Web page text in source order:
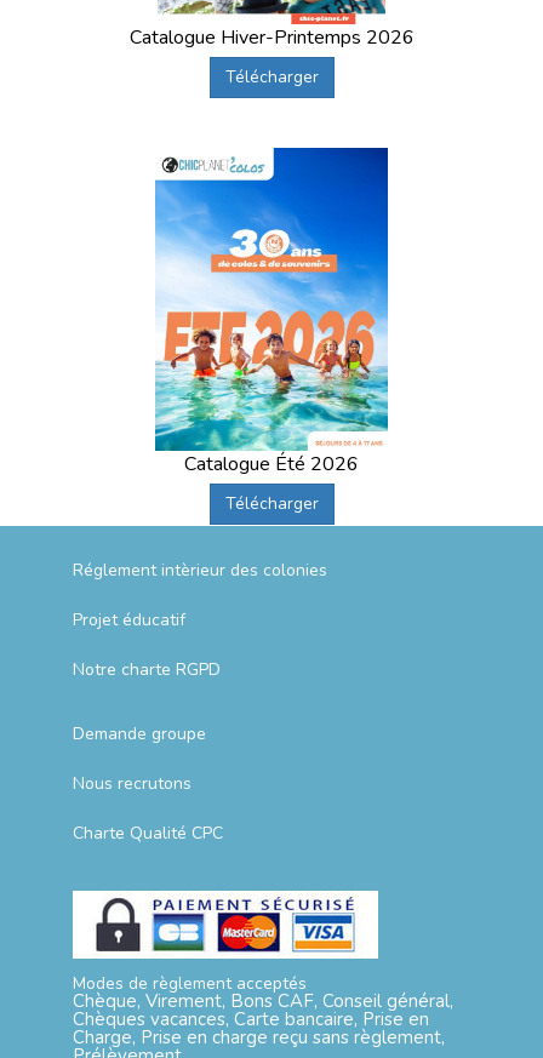
Catalogue Hiver-Printemps 2026
Télécharger
Catalogue Été 2026
Télécharger
Réglement intèrieur des colonies
Projet éducatif
Notre charte RGPD
Demande groupe
Nous recrutons
Charte Qualité CPC
Modes de règlement acceptés
Chèque, Virement, Bons CAF, Conseil général,
Chèques vacances, Carte bancaire, Prise en
Charge, Prise en charge reçu sans règlement,